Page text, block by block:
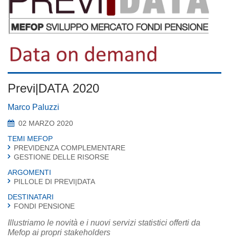
Previ|DATA 2020
Marco Paluzzi
02 MARZO 2020
TEMI MEFOP
PREVIDENZA COMPLEMENTARE
GESTIONE DELLE RISORSE
ARGOMENTI
PILLOLE DI PREVI|DATA
DESTINATARI
FONDI PENSIONE
Illustriamo le novità e i nuovi servizi statistici offerti da
Mefop ai propri stakeholders